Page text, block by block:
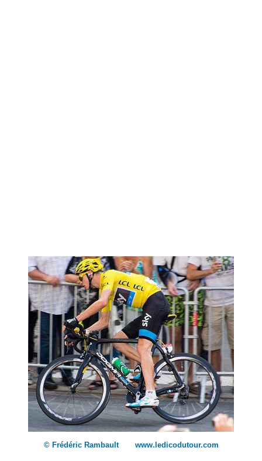
© Frédéric Rambault www.ledicodutour.com